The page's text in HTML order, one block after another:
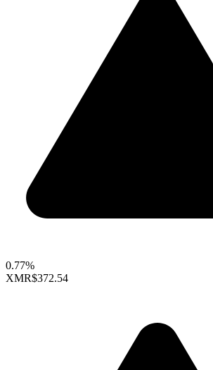
0.77%
XMR$372.54